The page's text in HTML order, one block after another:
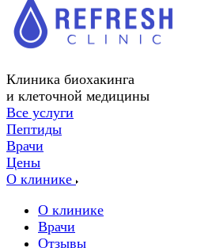
Клиника биохакинга
и клеточной медицины
Все услуги
Пептиды
Врачи
Цены
О клинике
О клинике
Врачи
Отзывы